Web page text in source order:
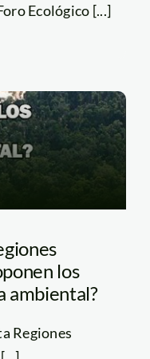
Ecológico [...]
los
ambiental?
Regiones